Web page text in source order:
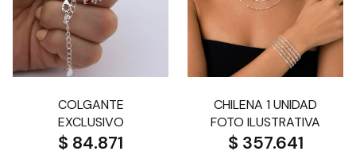
COLGANTE
EXCLUSIVO
$ 84.871
CHILENA 1 UNIDAD
FOTO ILUSTRATIVA
$ 357.641